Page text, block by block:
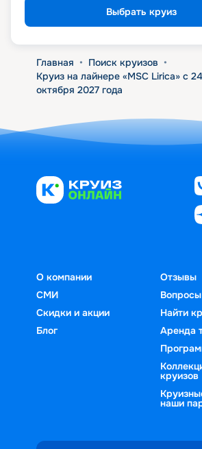
Выбрать круиз
Главная • Поиск круизов •
Круиз на лайнере «MSC Lirica» с
октября 2027 года
О компании
СМИ
Скидки и акции
Блог
Отзывы
Найти
Аренда
круизов
наши